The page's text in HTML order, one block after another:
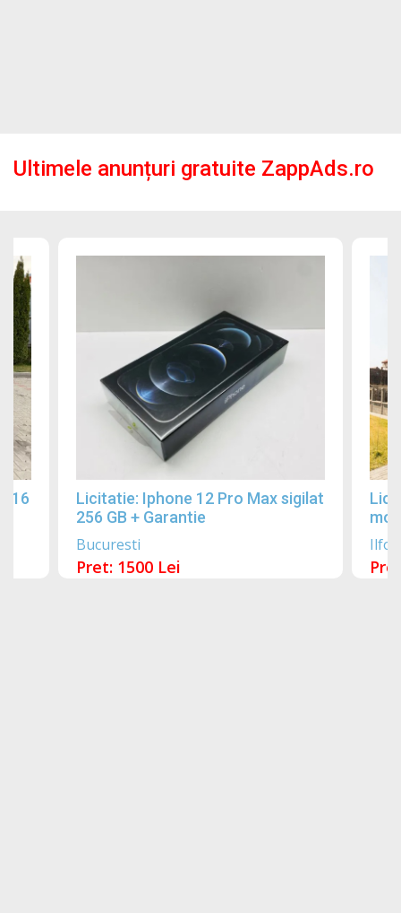
Ultimele anunțuri gratuite ZappAds.ro
Licitatie: Iphone 12 Pro Max sigilat
256 GB + Garantie
Bucuresti
Pret: 1500 Lei
Ilfov